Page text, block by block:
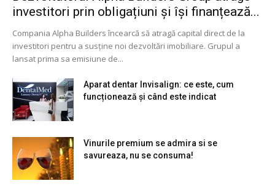
investitori prin obligațiuni și își finanțează...
Compania Alpha Builders încearcă să atragă capital direct de la
investitori pentru a susține noi dezvoltări imobiliare. Grupul a
lansat prima sa emisiune de...
Aparat dentar Invisalign: ce este, cum
funcționează și când este indicat
Vinurile premium se admira si se
savureaza, nu se consuma!